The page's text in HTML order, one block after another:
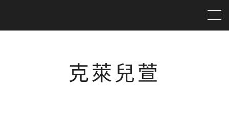
克萊兒萱